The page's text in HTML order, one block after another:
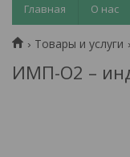
Главная О нас
Товары и услуги
ИМП-О2 –